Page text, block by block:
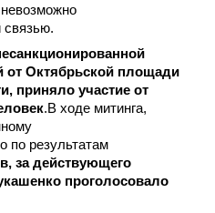
связью.
Октябрьской площади
приняло участие от
.В ходе митинга,
по результатам
за действующего
проголосовало